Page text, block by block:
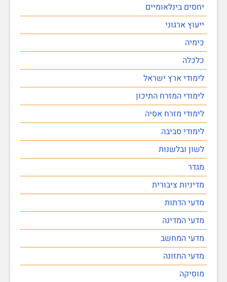
יחסים בינלאומיים
ייעוץ ארגוני
כימיה
כלכלה
לימודי ארץ ישראל
לימודי המזרח התיכון
לימודי מזרח אסיה
לימודי סביבה
לשון ובלשנות
מגדר
מדיניות ציבורית
מדעי הדתות
מדעי המדינה
מדעי המחשב
מדעי התזונה
מוסיקה